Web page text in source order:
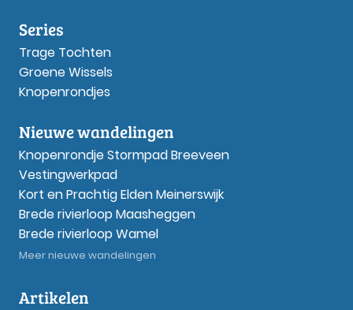
Series
Trage Tochten
Groene Wissels
Knopenrondjes
Nieuwe wandelingen
Knopenrondje Stormpad Breeveen
Vestingwerkpad
Kort en Prachtig Elden Meinerswijk
Brede rivierloop Maasheggen
Brede rivierloop Wamel
Meer nieuwe wandelingen
Artikelen